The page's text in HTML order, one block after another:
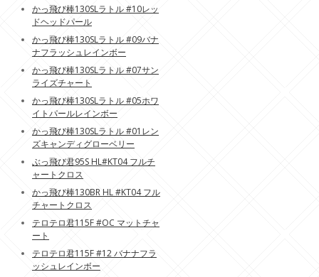
かっ飛び棒130SLラトル #10レッ
ドヘッドパール
かっ飛び棒130SLラトル #09バナ
ナフラッシュレインボー
かっ飛び棒130SLラトル #07サン
ライズチャート
かっ飛び棒130SLラトル #05ホワ
イトパールレインボー
かっ飛び棒130SLラトル #01レン
ズキャンディグローベリー
ぶっ飛び君95S HL#KT04 フルチ
ャートクロス
かっ飛び棒130BR HL #KT04 フル
チャートクロス
テロテロ君115F #OC マットチャ
ート
テロテロ君115F #12 バナナフラ
ッシュレインボー